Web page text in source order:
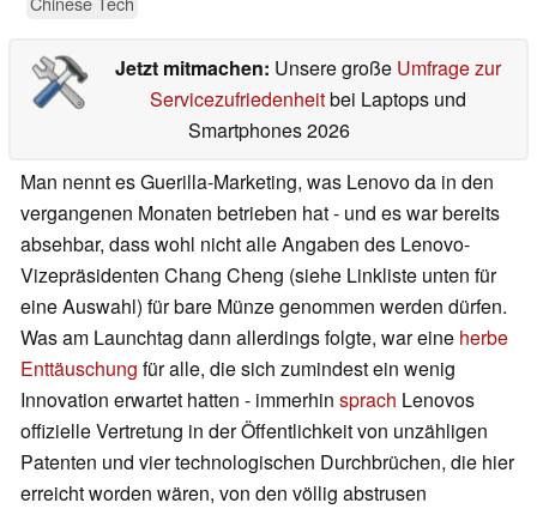
Jetzt mitmachen: Unsere große Umfrage zur
Servicezufriedenheitbei Laptops und
Smartphones 2026
Man nennt es Guerilla-Marketing, was Lenovo da in den
vergangenen Monaten betrieben hat - und es war bereits
absehbar, dass wohl nicht alle Angaben des Lenovo-
Vizepräsidenten Chang Cheng (siehe Linkliste unten für
eine Auswahl) für bare Münze genommen werden dürfen.
Was am Launchtag dann allerdings folgte, war eine herbe
Enttäuschung für alle, die sich zumindest ein wenig
Innovation erwartet hatten - immerhin sprach Lenovos
offizielle Vertretung in der Öffentlichkeit von unzähligen
Patenten und vier technologischen Durchbrüchen, die hier
erreicht worden wären, von den völlig abstrusen